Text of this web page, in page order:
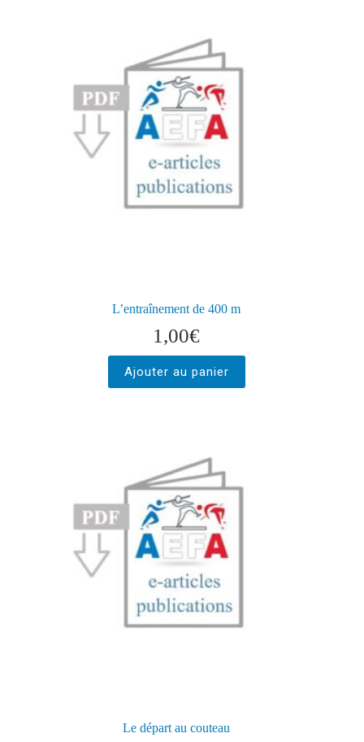
L’entraînement de 400 m
1,00€
Ajouter au panier
Le départ au couteau